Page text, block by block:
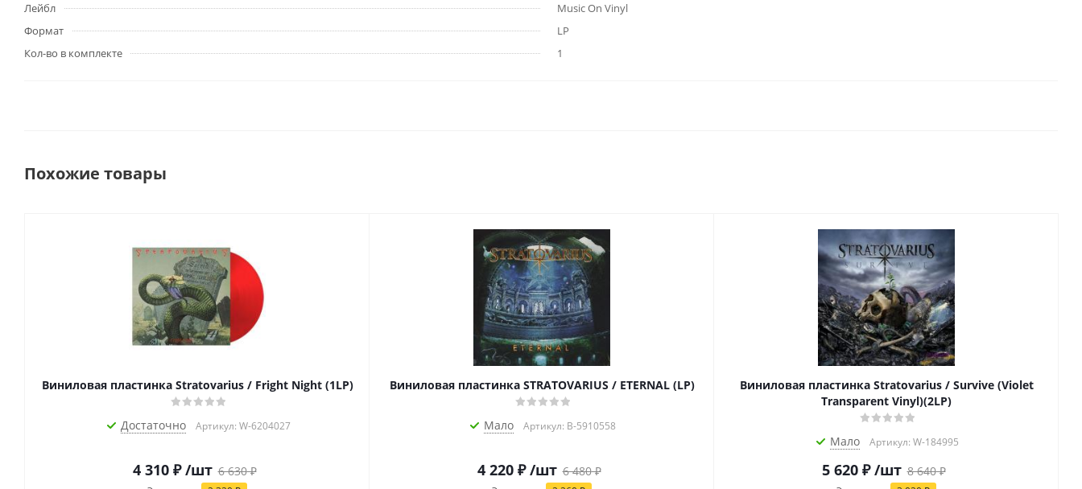
Лейбл
Music On Vinyl
Формат
LP
Кол-во в комплекте
1
Похожие товары
Виниловая пластинка Stratovarius / Fright Night (1LP)
Достаточно Артикул: W-6204027
4 310₽ /шт 6 630₽
Виниловая пластинка STRATOVARIUS / ETERNAL (LP)
Мало Артикул: B-5910558
4 220₽ /шт 6 480₽
Виниловая пластинка Stratovarius / Survive (Violet
Transparent Vinyl)(2LP)
Мало Артикул: W-184995
5 620₽ /шт 8 640₽